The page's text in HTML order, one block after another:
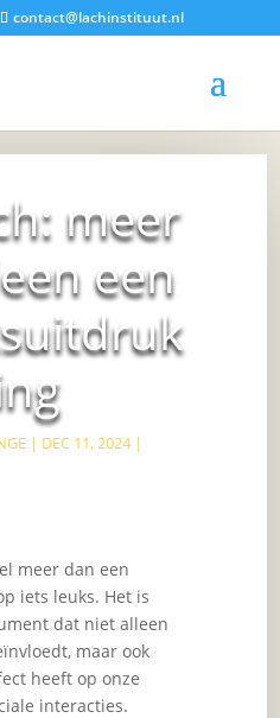
contact@lachinstituut.nl
meer
een
| DEC 11, 2024|
meer dan een
iets leuks. Het is
dat niet alleen
maar ook
heeft op onze
interacties.